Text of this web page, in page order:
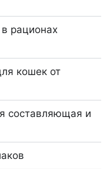
рационах
кошек от
составляющая и